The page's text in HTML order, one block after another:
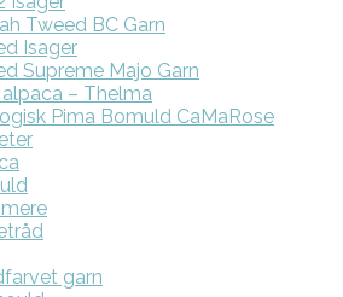
Tweed BC Garn
Isager
Supreme Majo Garn
– Thelma
Pima Bomuld CaMaRose
garn